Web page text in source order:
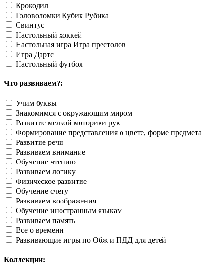
Крокодил
Головоломки Кубик Рубика
Свинтус
Настольный хоккей
Настольная игра Игра престолов
Игра Дартс
Настольный футбол
Что развиваем?:
Учим буквы
Знакомимся с окружающим миром
Развитие мелкой моторики рук
Формирование представления о цвете, форме предмета
Развитие речи
Развиваем внимание
Обучение чтению
Развиваем логику
Физическое развитие
Обучение счету
Развиваем воображения
Обучение иностранным языкам
Развиваем память
Все о времени
Развивающие игры по Обж и ПДД для детей
Коллекции: